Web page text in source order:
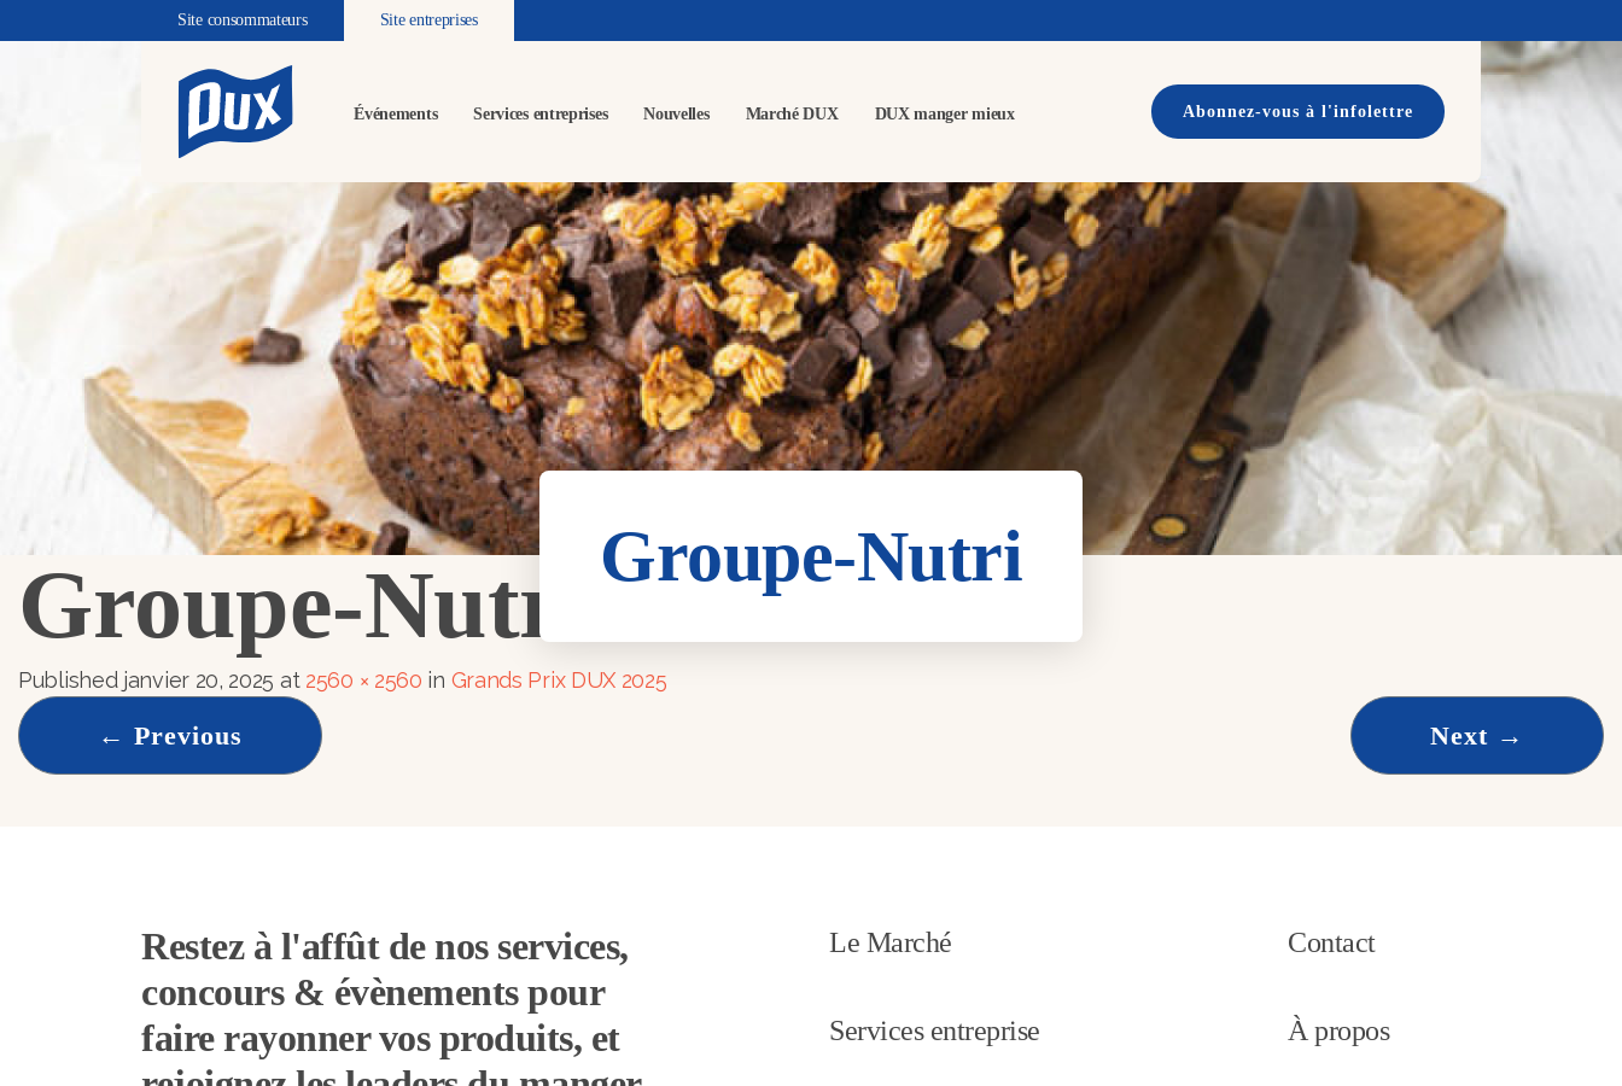
Site consommateurs Site entreprises
Événements Services entreprises Nouvelles Marché DUX DUX manger mieux Abonnez-vous à l'infolettre
Groupe-Nutri
Groupe-Nutri
Published janvier 20, 2025 at 2560 × 2560 in Grands Prix DUX 2025
← Previous Next →
Restez à l'affût de nos services,
concours & évènements pour
faire rayonner vos produits, et
Le Marché
Services entreprise
Contact
À propos